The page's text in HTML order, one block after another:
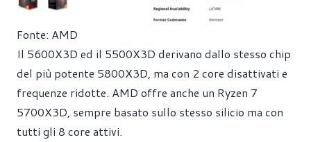
Fonte: AMD
Il 5600X3D ed il 5500X3D derivano dallo stesso chip
del più potente 5800X3D, ma con 2 core disattivati e
frequenze ridotte. AMD offre anche un Ryzen 7
5700X3D, sempre basato sullo stesso silicio ma con
tutti gli 8 core attivi.